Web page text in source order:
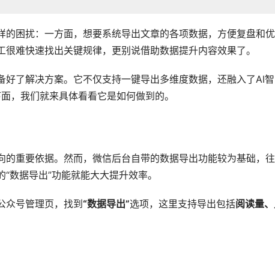
困扰：一方面，想要系统导出文章的各项数据，方便复盘和优
难快速找出关键规律，更别说借助数据提升内容效果了。
好了解决方案。它不仅支持一键导出多维度数据，还融入了AI
，我们就来具体看看它是如何做到的。
重要依据。然而，微信后台自带的数据导出功能较为基础，
“数据导出”功能就能大大提升效率。
众号管理页，找到 “数据导出”选项，这里支持导出包括阅读量